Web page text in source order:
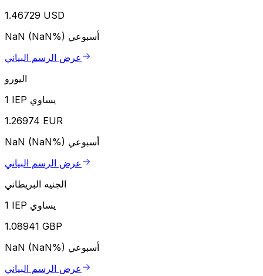
1.46729 USD
NaN (NaN%) أسبوعي
عرض الرسم البياني
اليورو
1 IEP يساوي
1.26974 EUR
NaN (NaN%) أسبوعي
عرض الرسم البياني
الجنيه البريطاني
1 IEP يساوي
1.08941 GBP
NaN (NaN%) أسبوعي
عرض الرسم البياني